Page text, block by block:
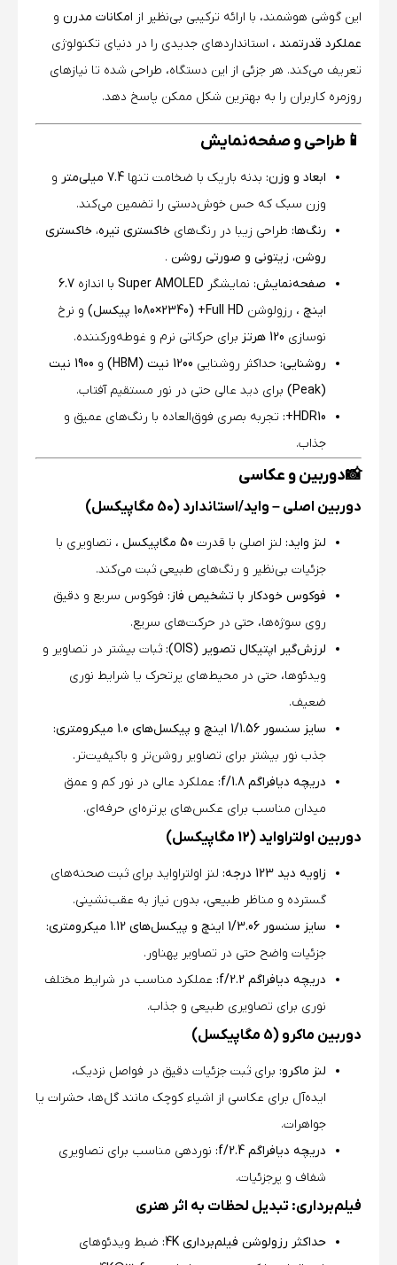
این گوشی هوشمند، با ارائه ترکیبی بی‌نظیر از امکانات مدرن و
عملکرد قدرتمند ، استانداردهای جدیدی را در دنیای تکنولوژی
تعریف می‌کند. هر جزئی از این دستگاه، طراحی شده تا نیازهای
روزمره کاربران را به بهترین شکل ممکن پاسخ دهد.
📱 طراحی و صفحه‌نمایش
ابعاد و وزن: بدنه باریک با ضخامت تنها 7.4 میلی‌متر
و
وزن سبک که حس خوش‌دستی را تضمین می‌کند.
رنگ‌ها: طراحی زیبا در رنگ‌های خاکستری تیره، خاکستری
روشن، زیتونی و صورتی روشن .
صفحه‌نمایش: نمایشگر Super AMOLED با اندازه 6.7
اینچ ، رزولوشن Full HD+ (1080×2340 پیکسل)
و نرخ
نوسازی 120 هرتز
برای حرکاتی نرم و غوطه‌ورکننده.
روشنایی: حداکثر روشنایی 1200 نیت (HBM) و
1900 نیت
(Peak)
برای دید عالی حتی در نور مستقیم آفتاب.
HDR10+:
تجربه بصری فوق‌العاده با رنگ‌های عمیق و
جذاب.
📸دوربین و عکاسی
دوربین اصلی – واید/استاندارد (50 مگاپیکسل)
لنز واید: لنز اصلی با قدرت 50 مگاپیکسل
، تصاویری با
جزئیات بی‌نظیر و رنگ‌های طبیعی ثبت می‌کند.
فوکوس خودکار با تشخیص فاز: فوکوس سریع و دقیق
روی سوژه‌ها، حتی در حرکت‌های سریع.
لرزش‌گیر اپتیکال تصویر (OIS):
ثبات بیشتر در تصاویر و
ویدئوها، حتی در محیط‌های پرتحرک یا شرایط نوری
ضعیف.
سایز سنسور 1/1.56 اینچ و پیکسل‌های 1.0 میکرومتری:
جذب نور بیشتر برای تصاویر روشن‌تر و باکیفیت‌تر.
دریچه دیافراگم f/1.8:
عملکرد عالی در نور کم و عمق
میدان مناسب برای عکس‌های پرتره‌ای حرفه‌ای.
دوربین اولتراواید (12 مگاپیکسل)
زاویه دید 123 درجه:
لنز اولتراواید برای ثبت صحنه‌های
گسترده و مناظر طبیعی، بدون نیاز به عقب‌نشینی.
سایز سنسور 1/3.06 اینچ و پیکسل‌های 1.12 میکرومتری:
جزئیات واضح حتی در تصاویر پهناور.
دریچه دیافراگم f/2.2:
عملکرد مناسب در شرایط مختلف
نوری برای تصاویری طبیعی و جذاب.
دوربین ماکرو (5 مگاپیکسل)
لنز ماکرو: برای ثبت جزئیات دقیق در فواصل نزدیک،
ایده‌آل برای عکاسی از اشیاء کوچک مانند گل‌ها، حشرات یا
جواهرات.
دریچه دیافراگم f/2.4:
نوردهی مناسب برای تصاویری
شفاف و پرجزئیات.
فیلم‌برداری: تبدیل لحظات به اثر هنری
حداکثر رزولوشن فیلم‌برداری 4K:
ضبط ویدئوهای